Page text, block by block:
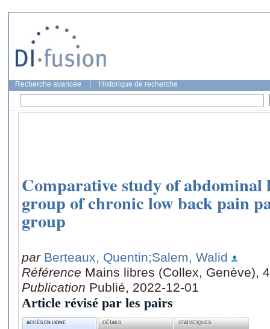
Recherche avancée Historique de recherche
Comparative study of abdominal
group of chronic low back pain
group
par Berteaux, Quentin;Salem, Walid
Référence Mains libres (Collex, Genève),
Publication Publié, 2022-12-01
Article révisé par les pairs
ACCÈS EN LIGNE DÉTAILS STATISTIQUES